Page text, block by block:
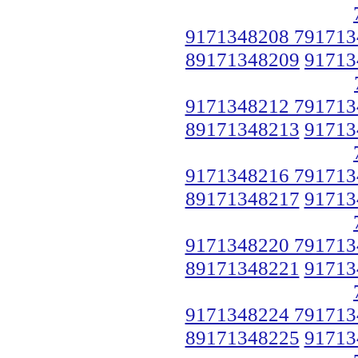
9171348208
89171348209
9171348212
89171348213
9171348216
89171348217
9171348220
89171348221
9171348224
89171348225